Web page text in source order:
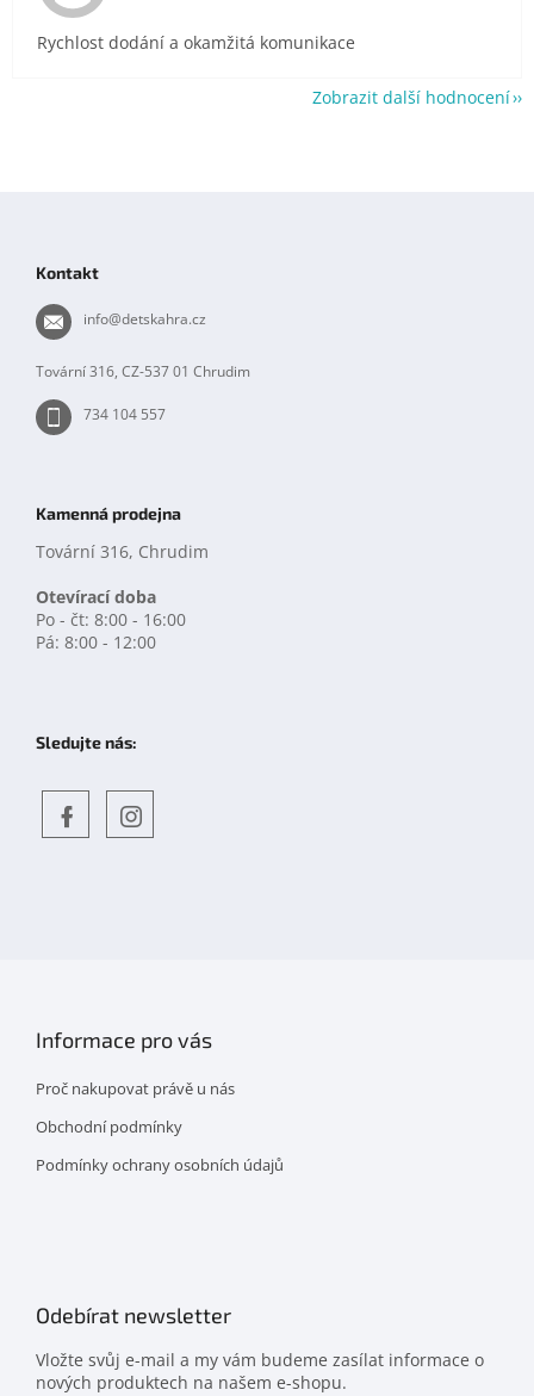
Rychlost dodání a okamžitá komunikace
Zobrazit další hodnocení
Kontakt
info@detskahra.cz
Tovární 316, CZ-537 01 Chrudim
734 104 557
Kamenná prodejna
Tovární 316, Chrudim
Otevírací doba
Po - čt: 8:00 - 16:00
Pá: 8:00 - 12:00
Sledujte nás:
Informace pro vás
Proč nakupovat právě u nás
Obchodní podmínky
Podmínky ochrany osobních údajů
Odebírat newsletter
Vložte svůj e-mail a my vám budeme zasílat informace o
nových produktech na našem e-shopu.